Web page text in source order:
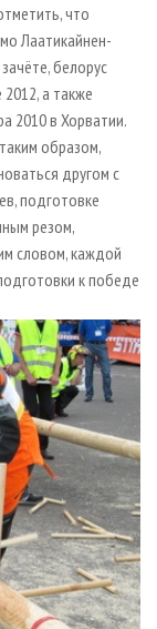
что
Лаатикайнен-
белорус
а также
2010 в Хорватии.
образом,
другом с
подготовке
резом,
словом, каждой
к победе